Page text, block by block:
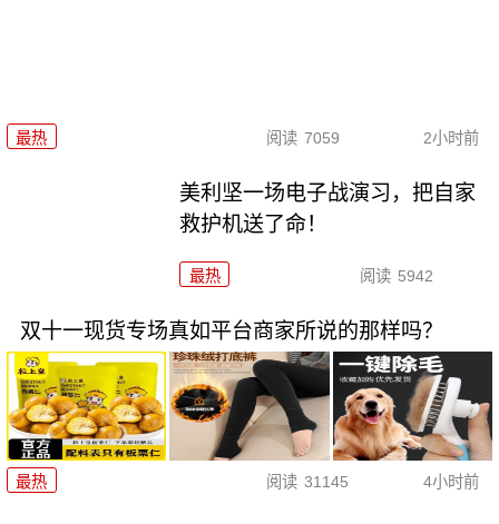
最热 阅读 7059 2小时前
美利坚一场电子战演习，把自家
救护机送了命！
最热 阅读 5942
双十一现货专场真如平台商家所说的那样吗？
最热 阅读 31145 4小时前